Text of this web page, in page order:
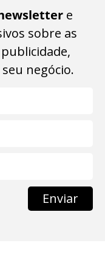
e
sobre as
negócio.
Enviar